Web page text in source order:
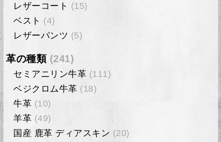
レザーコート (15)
ベスト (4)
レザーパンツ (5)
革の種類(241)
セミアニリン牛革 (111)
ベジクロム牛革 (18)
牛革 (10)
羊革 (49)
国産 鹿革 ディアスキン (20)